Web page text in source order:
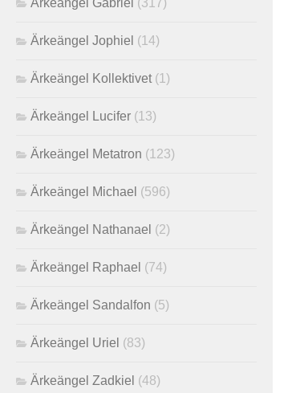
Ärkeängel Jophiel (14)
Ärkeängel Kollektivet (1)
Ärkeängel Lucifer (13)
Ärkeängel Metatron (123)
Ärkeängel Michael (596)
Ärkeängel Nathanael (2)
Ärkeängel Raphael (74)
Ärkeängel Sandalfon (5)
Ärkeängel Uriel (83)
Ärkeängel Zadkiel (48)